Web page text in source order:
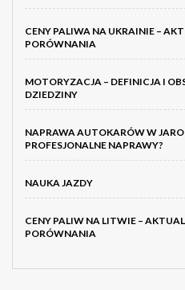
CENY PALIWA NA UKRAINIE –
PORÓWNANIA
MOTORYZACJA – DEFINICJA I
DZIEDZINY
NAPRAWA AUTOKARÓW W
PROFESJONALNE NAPRAWY?
NAUKA JAZDY
CENY PALIW NA LITWIE –
PORÓWNANIA